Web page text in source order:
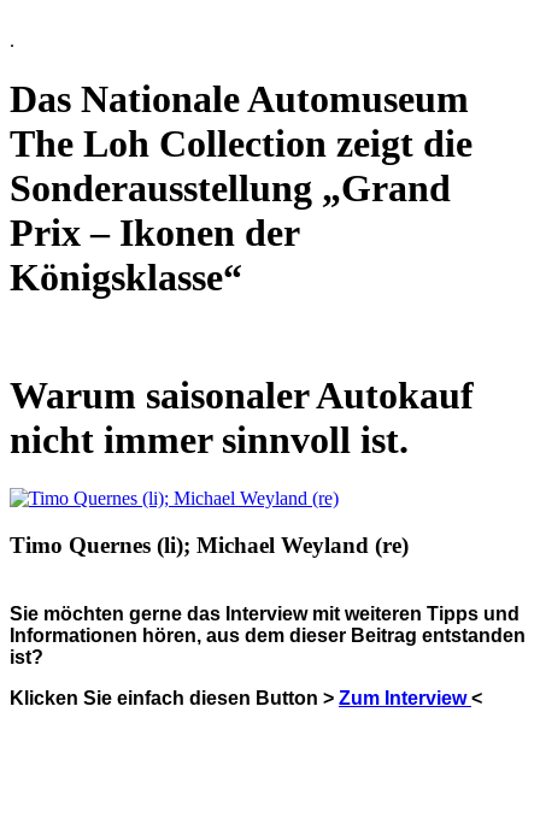
.
Das Nationale Automuseum
The Loh Collection zeigt die
Sonderausstellung „Grand
Prix – Ikonen der
Königsklasse“
Warum saisonaler Autokauf
nicht immer sinnvoll ist.
Timo Quernes (li); Michael Weyland (re)
Sie möchten gerne das Interview mit weiteren Tipps und
Informationen hören, aus dem dieser Beitrag entstanden
ist?
Klicken Sie einfach diesen Button > Zum Interview<